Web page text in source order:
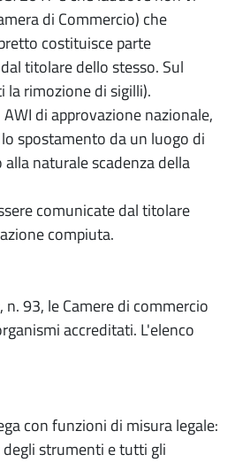
di Commercio) che
costituisce parte
titolare dello stesso. Sul
rimozione di sigilli).
di approvazione nazionale,
spostamento da un luogo di
naturale scadenza della
comunicate dal titolare
compiuta.
93, le Camere di commercio
accreditati. L'elenco
con funzioni di misura legale:
strumenti e tutti gli